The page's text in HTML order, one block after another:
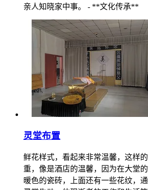
亲人知晓家中事。 - **文化传承**
灵堂布置
鲜花样式，看起来非常温馨，这样
重，像是酒店的温馨，因为在大堂
暖色的瓷砖，上面还有一些花纹，